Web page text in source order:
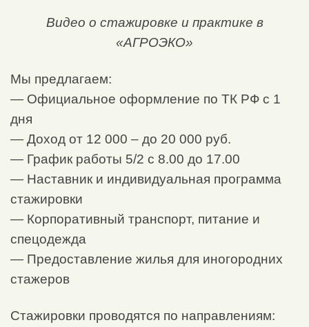
Видео о стажировке и практике в
«АГРОЭКО»
Мы предлагаем:
— Официальное оформление по ТК РФ с 1
дня
— Доход от 12 000 – до 20 000 руб.
— График работы 5/2 с 8.00 до 17.00
— Наставник и индивидуальная программа
стажировки
— Корпоративный транспорт, питание и
спецодежда
— Предоставление жилья для иногородних
стажеров
Стажировки проводятся по направлениям: